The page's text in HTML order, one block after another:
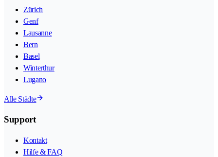
Zürich
Genf
Lausanne
Bern
Basel
Winterthur
Lugano
Alle Städte
Support
Kontakt
Hilfe & FAQ